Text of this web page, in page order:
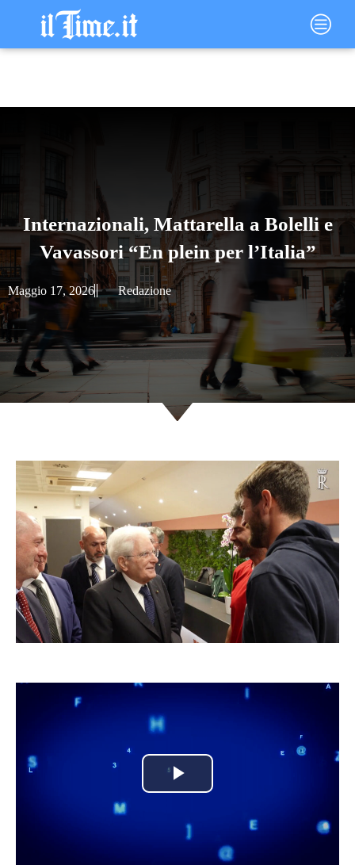
contenuto
Main
Menu
Internazionali, Mattarella a Bolelli e
Vavassori “En plein per l’Italia”
Maggio 17, 2026 Redazione
Play
Video